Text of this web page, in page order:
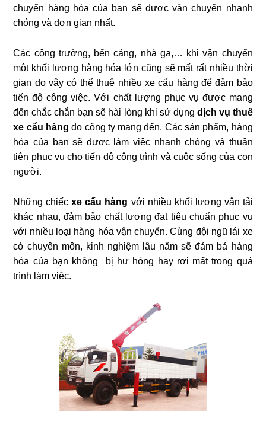
chuyển hàng hóa của bạn sẽ đươc vận chuyển nhanh
chóng và đơn gian nhất.
Các công trường, bến cảng, nhà ga,… khi vận chuyển
một khối lượng hàng hóa lớn cũng sẽ mất rất nhiều thời
gian do vậy có thể thuê nhiều xe cẩu hàng để đảm bảo
tiến độ công việc. Với chất lượng phục vụ được mang
đến chắc chắn bạn sẽ hài lòng khi sử dụng dịch vụ thuê
xe cẩu hàng do công ty mang đến. Các sản phẩm, hàng
hóa của bạn sẽ được làm việc nhanh chóng và thuận
tiện phuc vụ cho tiến độ công trình và cuôc sống của con
người.
Những chiếcxe cẩu hàng với nhiều khối lượng vận tải
khác nhau, đảm bảo chất lượng đạt tiêu chuẩn phục vụ
với nhiều loại hàng hóa vận chuyển. Cùng đội ngũ lái xe
có chuyên môn, kinh nghiệm lâu năm sẽ đảm bả hàng
hóa của bạn không bị hư hỏng hay rơi mất trong quá
trình làm việc.